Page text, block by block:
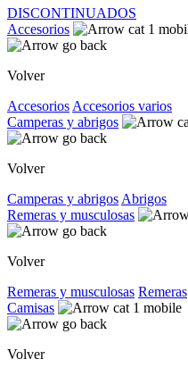
DISCONTINUADOS
Accesorios
Volver
Accesorios Accesorios varios
Camperas y abrigos
Volver
Camperas y abrigos Abrigos
Remeras y musculosas
Volver
Remeras y musculosas Remeras
Camisas
Volver